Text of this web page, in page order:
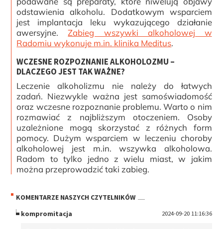
odstawienia alkoholu. Dodatkowym wsparciem
jest implantacja leku wykazującego działanie
awersyjne.Zabieg wszywki alkoholowej w
Radomiu wykonuje m.in. klinika Meditus.
WCZESNE ROZPOZNANIE ALKOHOLOZMU –
DLACZEGO JEST TAK WAŻNE?
Leczenie alkoholizmu nie należy do łatwych
zadań. Niezwykle ważna jest samoświadomość
oraz wczesne rozpoznanie problemu. Warto o nim
rozmawiać z najbliższym otoczeniem. Osoby
uzależnione mogą skorzystać z różnych form
pomocy. Dużym wsparciem w leczeniu choroby
alkoholowej jest m.in. wszywka alkoholowa.
Radom to tylko jedno z wielu miast, w jakim
można przeprowadzić taki zabieg.
KOMENTARZE NASZYCH CZYTELNIKÓW
kompromitacja
2024-09-20 11:16:36